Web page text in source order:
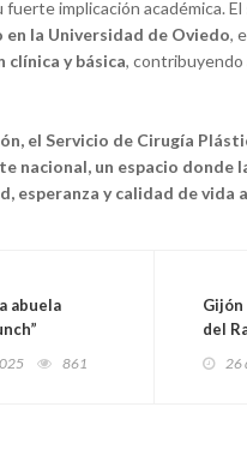
implicación académica.
la Universidad de Oviedo,
clínica y básica, contribuyendo
el Servicio de Cirugía
nacional, un espacio donde
esperanza y calidad de vida
abuela
de la
861
Gijón
del
26